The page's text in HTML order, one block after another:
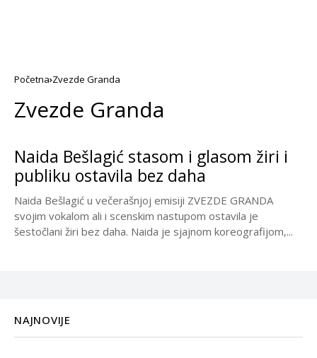
Početna Zvezde Granda
Zvezde Granda
Naida Bešlagić stasom i glasom žiri i
publiku ostavila bez daha
Naida Bešlagić u večerašnjoj emisiji ZVEZDE GRANDA
svojim vokalom ali i scenskim nastupom ostavila je
šestočlani žiri bez daha. Naida je sjajnom koreografijom,...
NAJNOVIJE